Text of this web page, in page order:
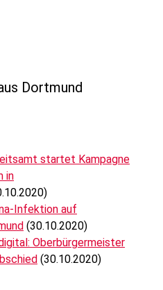
Dortmund
startet Kampagne
in
Infektion auf
(30.10.2020)
Oberbürgermeister
(30.10.2020)